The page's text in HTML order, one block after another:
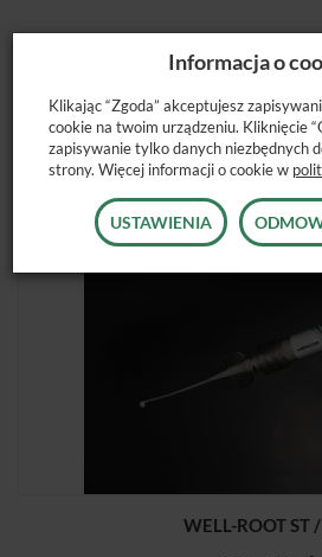
WELL-ROOT ST
Informacja o
Klikając “Zgoda” akceptujesz
cookie na twoim urządzeniu. Kliknięcie
zapisywanie tylko danych niezbędnych
strony. Więcej informacji o cookie w
USTAWIENIA